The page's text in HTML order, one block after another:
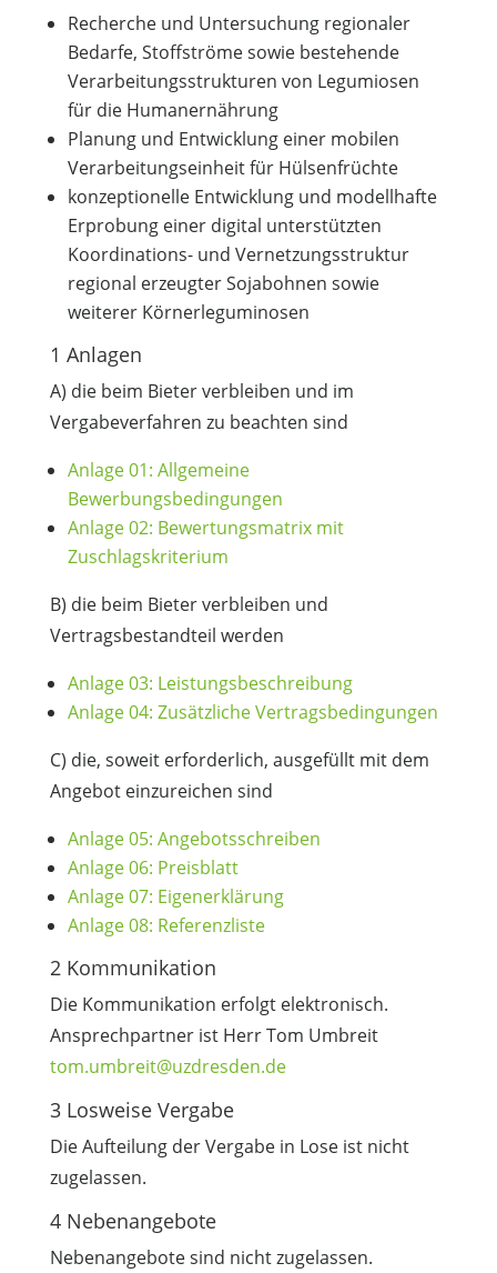
Recherche und Untersuchung regionaler
Bedarfe, Stoffströme sowie bestehende
Verarbeitungsstrukturen von Legumiosen
für die Humanernährung
Planung und Entwicklung einer mobilen
Verarbeitungseinheit für Hülsenfrüchte
konzeptionelle Entwicklung und modellhafte
Erprobung einer digital unterstützten
Koordinations- und Vernetzungsstruktur
regional erzeugter Sojabohnen sowie
weiterer Körnerleguminosen
1 Anlagen
A) die beim Bieter verbleiben und im
Vergabeverfahren zu beachten sind
Anlage 01: Allgemeine
Bewerbungsbedingungen
Anlage 02: Bewertungsmatrix mit
Zuschlagskriterium
B) die beim Bieter verbleiben und
Vertragsbestandteil werden
Anlage 03: Leistungsbeschreibung
Anlage 04: Zusätzliche Vertragsbedingungen
C) die, soweit erforderlich, ausgefüllt mit dem
Angebot einzureichen sind
Anlage 05: Angebotsschreiben
Anlage 06: Preisblatt
Anlage 07: Eigenerklärung
Anlage 08: Referenzliste
2 Kommunikation
Die Kommunikation erfolgt elektronisch.
Ansprechpartner ist Herr Tom Umbreit
tom.umbreit@uzdresden.de
3 Losweise Vergabe
Die Aufteilung der Vergabe in Lose ist nicht
zugelassen.
4 Nebenangebote
Nebenangebote sind nicht zugelassen.